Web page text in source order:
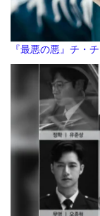
『最悪の悪』チ・